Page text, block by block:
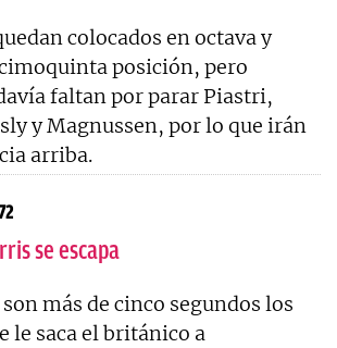
colocados en octava y
posición, pero
faltan por parar Piastri,
y Magnussen, por lo que irán
arriba.
se escapa
son más de cinco segundos los
le saca el británico a